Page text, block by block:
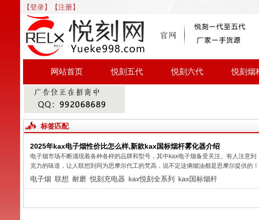
【登录】 【注册】
网站首页 悦刻五代 悦刻六代 悦刻烟
标签匹配
2025年kax电子烟性价比怎么样,新款kax国标烟杆雾化器介绍
电子烟市场不断涌现着各种各样的品牌和型号，其中kax电子烟备受关注。有人注意
克力的味道，让人联想到同为思摩尔代工的梵高，说不定这俩烟油都是思摩尔提供的
电子烟 联想 耐磨 悦刻充电器 kax悦刻全系列 kax国标烟杆